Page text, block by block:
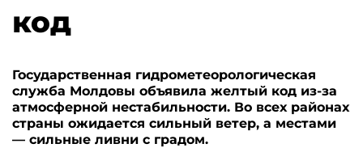
код
Государственная гидрометеорологическая
служба Молдовы объявила желтый код из-за
атмосферной нестабильности. Во всех районах
страны ожидается сильный ветер, а местами
— сильные ливни с градом.